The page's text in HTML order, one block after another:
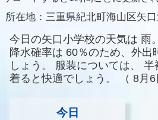
所在地： 三重県紀北町海山区矢
今日の矢口小学校の天気は 雨。
降水確率は 60％のため、外出
しょう。
服装については、
半
着ると快適でしょう。
（ 8月6
今日